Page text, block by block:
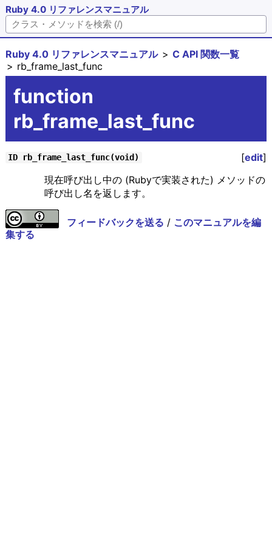
Ruby 4.0 リファレンスマニュアル
Ruby 4.0 リファレンスマニュアル
C API 関数一覧
rb_frame_last_func
function
rb_frame_last_func
[edit]
ID rb_frame_last_func(void)
現在呼び出し中の (Rubyで実装された) メソッドの
呼び出し名を返します。
フィードバックを送る / このマニュアルを編
集する